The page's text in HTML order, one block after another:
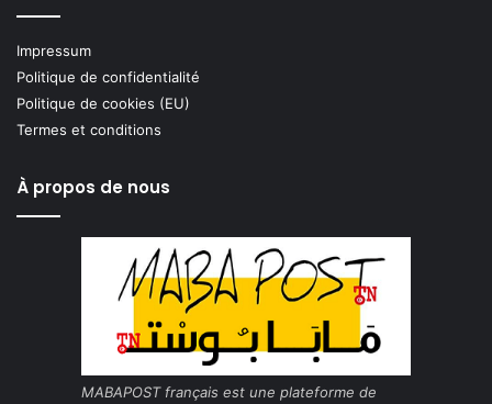
Impressum
Politique de confidentialité
Politique de cookies (EU)
Termes et conditions
À propos de nous
MABAPOST français est une plateforme de